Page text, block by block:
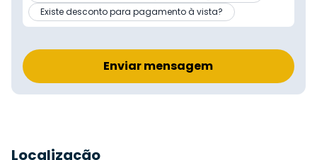
Existe desconto para pagamento à vista?
Enviar mensagem
Localização